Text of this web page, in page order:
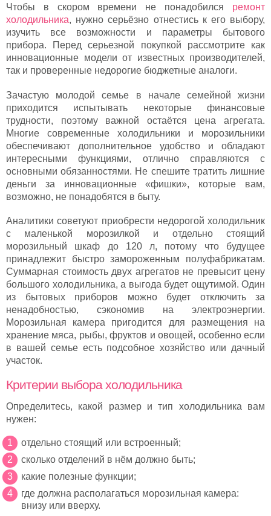
Чтобы в скором времени не понадобился ремонт
холодильника, нужно серьёзно отнестись к его выбору,
изучить все возможности и параметры бытового
прибора. Перед серьезной покупкой рассмотрите как
инновационные модели от известных производителей,
так и проверенные недорогие бюджетные аналоги.
Зачастую молодой семье в начале семейной жизни
приходится испытывать некоторые финансовые
трудности, поэтому важной остаётся цена агрегата.
Многие современные холодильники и морозильники
обеспечивают дополнительное удобство и обладают
интересными функциями, отлично справляются с
основными обязанностями. Не спешите тратить лишние
деньги за инновационные «фишки», которые вам,
возможно, не понадобятся в быту.
Аналитики советуют приобрести недорогой холодильник
с маленькой морозилкой и отдельно стоящий
морозильный шкаф до 120 л, потому что будущее
принадлежит быстро замороженным полуфабрикатам.
Суммарная стоимость двух агрегатов не превысит цену
большого холодильника, а выгода будет ощутимой. Один
из бытовых приборов можно будет отключить за
ненадобностью, сэкономив на электроэнергии.
Морозильная камера пригодится для размещения на
хранение мяса, рыбы, фруктов и овощей, особенно если
в вашей семье есть подсобное хозяйство или дачный
участок.
Критерии выбора холодильника
Определитесь, какой размер и тип холодильника вам
нужен:
отдельно стоящий или встроенный;
сколько отделений в нём должно быть;
какие полезные функции;
где должна располагаться морозильная камера:
внизу или вверху.